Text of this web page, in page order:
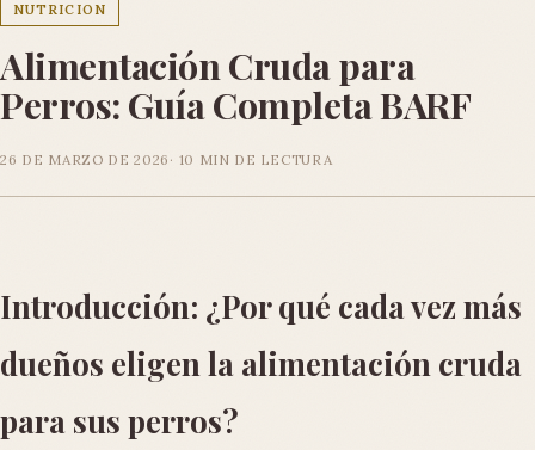
NUTRICION
Alimentación Cruda para
Perros: Guía Completa BARF
26 DE MARZO DE 2026 10 MIN DE LECTURA
Introducción: ¿Por qué cada vez más
dueños eligen la alimentación cruda
para sus perros?